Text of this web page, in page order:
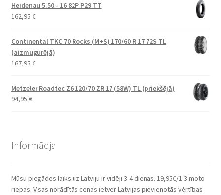
Heidenau 5.50 - 16 82P P29 TT
162,95 €
Continental TKC 70 Rocks (M+S) 170/60 R 17 72S TL
(aizmugurējā)
167,95 €
Metzeler Roadtec Z6 120/70 ZR 17 (58W) TL (priekšējā)
94,95 €
Informācija
Mūsu piegādes laiks uz Latviju ir vidēji 3-4 dienas. 19,95€/1-3 moto
riepas. Visas norādītās cenas ietver Latvijas pievienotās vērtības